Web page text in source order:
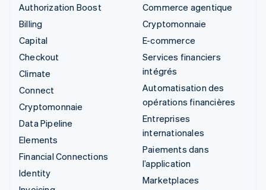
Authorization Boost
Billing
Capital
Checkout
Climate
Connect
Cryptomonnaie
Data Pipeline
Elements
Financial Connections
Identity
Commerce agentique
Cryptomonnaie
E-commerce
Services financiers
intégrés
Automatisation des
opérations financières
Entreprises
internationales
Paiements dans
l’application
Marketplaces